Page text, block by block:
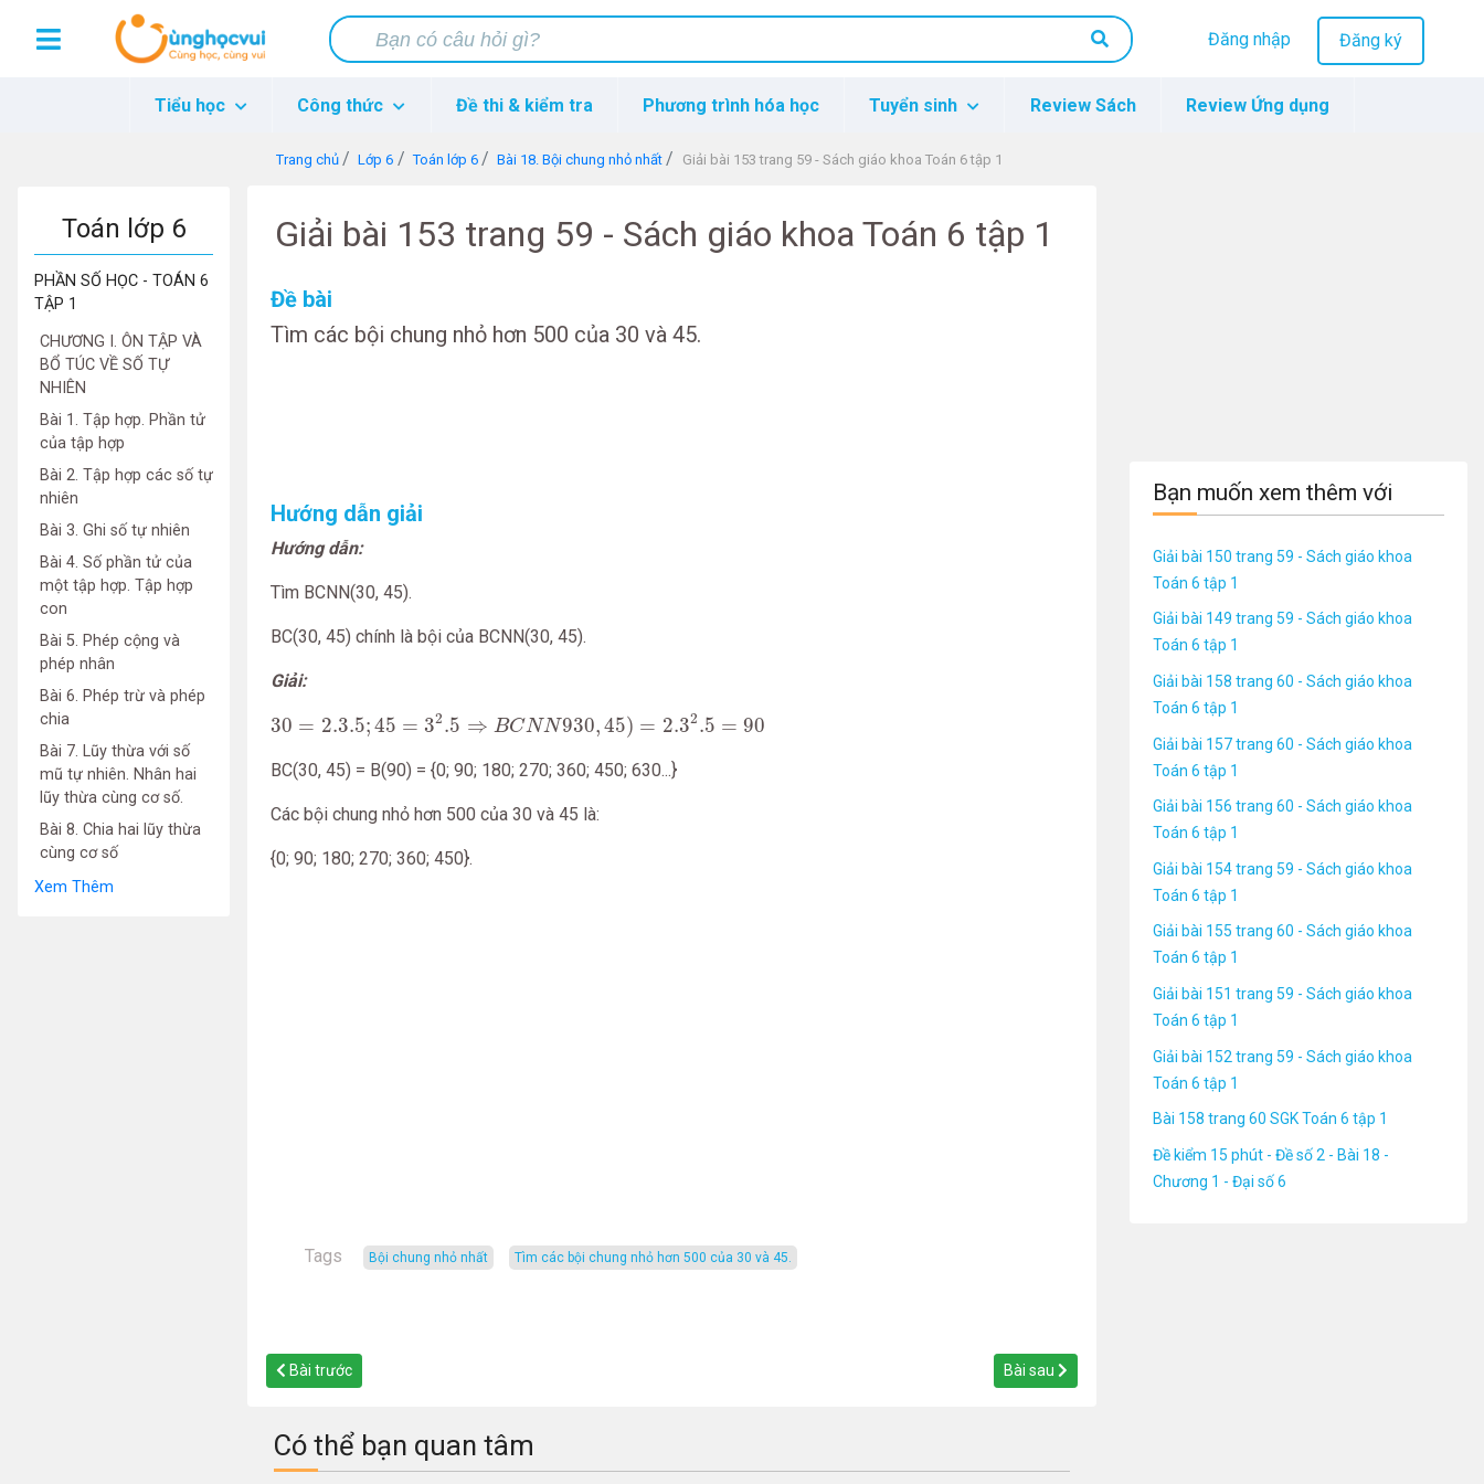
Đăng nhập Đăng ký
Tiểu học Công thức Đề thi & kiểm tra Phương trình hóa học Tuyển sinh Review Sách Review Ứng dụng
Trang chủ Lớp 6 Toán lớp 6 Bài 18. Bội chung nhỏ nhất Giải bài 153 trang 59 - Sách giáo khoa Toán 6 tập 1
Toán lớp 6
PHẦN SỐ HỌC - TOÁN 6
TẬP 1
CHƯƠNG I. ÔN TẬP VÀ
BỔ TÚC VỀ SỐ TỰ
NHIÊN
Bài 1. Tập hợp. Phần tử
của tập hợp
Bài 2. Tập hợp các số tự
nhiên
Bài 3. Ghi số tự nhiên
Bài 4. Số phần tử của
một tập hợp. Tập hợp
con
Bài 5. Phép cộng và
phép nhân
Bài 6. Phép trừ và phép
chia
Bài 7. Lũy thừa với số
mũ tự nhiên. Nhân hai
lũy thừa cùng cơ số.
Bài 8. Chia hai lũy thừa
cùng cơ số
Xem Thêm
Giải bài 153 trang 59 - Sách giáo khoa Toán 6 tập 1
Đề bài
Tìm các bội chung nhỏ hơn 500 của 30 và 45.
Hướng dẫn giải
Hướng dẫn:
Tìm BCNN(30, 45).
BC(30, 45) chính là bội của BCNN(30, 45).
Giải:
30 = 2.3.5;45 = 32.5 ⇒ BCNN930,45) = 2.32.5 = 90
30 2.3.5 45 =3 .5⇒ B N930,45)=2.32 90
BC(30, 45) = B(90) = {0; 90; 180; 270; 360; 450; 630...}
Các bội chung nhỏ hơn 500 của 30 và 45 là:
{0; 90; 180; 270; 360; 450}.
Tags Bội chung nhỏ nhất Tìm các bội chung nhỏ hơn 500 của 30 và 45.
Bài trước Bài sau
Có thể bạn quan tâm
Bạn muốn xem thêm với
Giải bài 150 trang 59 - Sách giáo khoa
Toán 6 tập 1
Giải bài 149 trang 59 - Sách giáo khoa
Toán 6 tập 1
Giải bài 158 trang 60 - Sách giáo khoa
Toán 6 tập 1
Giải bài 157 trang 60 - Sách giáo khoa
Toán 6 tập 1
Giải bài 156 trang 60 - Sách giáo khoa
Toán 6 tập 1
Giải bài 154 trang 59 - Sách giáo khoa
Toán 6 tập 1
Giải bài 155 trang 60 - Sách giáo khoa
Toán 6 tập 1
Giải bài 151 trang 59 - Sách giáo khoa
Toán 6 tập 1
Giải bài 152 trang 59 - Sách giáo khoa
Toán 6 tập 1
Bài 158 trang 60 SGK Toán 6 tập 1
Đề kiểm 15 phút - Đề số 2 - Bài 18 -
Chương 1 - Đại số 6